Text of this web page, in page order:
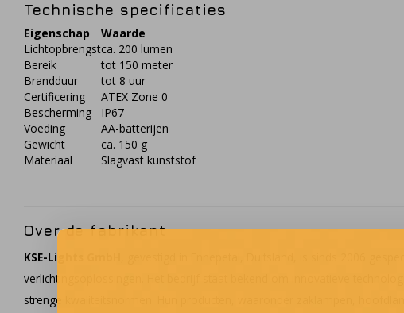
Technische specificaties
Eigenschap
Waarde
Lichtopbrengstca. 200 lumen
Bereik
tot 150 meter
Brandduur
tot 8 uur
Certificering
ATEX Zone 0
Bescherming
IP67
Voeding
AA-batterijen
Gewicht
ca. 150 g
Materiaal
Slagvast kunststof
Over de fabrikant
KSE-Lights GmbH
verlichtingsoplossingen. Het bedrijf staat bekend om innovatieve
strenge kwaliteitsnormen. Hun producten, waaronder zaklampen,